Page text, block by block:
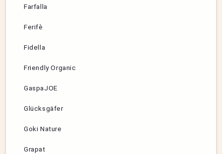
Farfalla
Ferifè
Fidella
Friendly Organic
GaspaJOE
Glücksgäfer
Goki Nature
Grapat